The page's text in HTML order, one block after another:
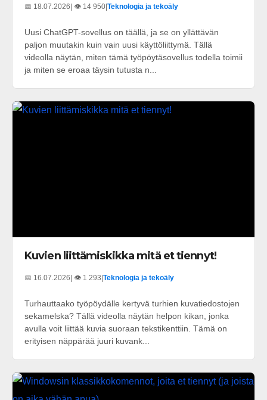
📅 18.07.2026| 👁️ 14 950|Teknologia ja tekoäly
Uusi ChatGPT-sovellus on täällä, ja se on yllättävän
paljon muutakin kuin vain uusi käyttöliittymä. Tällä
videolla näytän, miten tämä työpöytäsovellus todella toimii
ja miten se eroaa täysin tutusta n...
Kuvien liittämiskikka mitä et tiennyt!
📅 16.07.2026 | 👁️ 1 293 Teknologia ja tekoäly
Turhauttaako työpöydälle kertyvä turhien kuvatiedostojen
sekamelska? Tällä videolla näytän helpon kikan, jonka
avulla voit liittää kuvia suoraan tekstikenttiin. Tämä on
erityisen näppärää juuri kuvank...